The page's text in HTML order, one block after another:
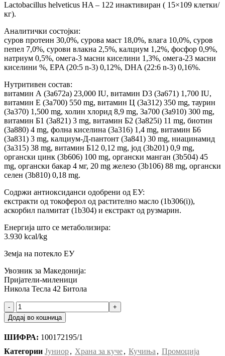
Lactobacillus helveticus HA – 122 инактивиран ( 15×109 клетки/
кг).
Аналитички состојки:
суров протеин 30,0%, сурова маст 18,0%, влага 10,0%, суров
пепел 7,0%, сурови влакна 2,5%, калциум 1,2%, фосфор 0,9%,
натриум 0,5%, омега-3 масни киселини 1,3%, омега-23 масни
киселини %, EPA (20:5 n-3) 0,12%, DHA (22:6 n-3) 0,16%.
Нутритивен состав:
витамин А (3a672a) 23,000 IU, витамин D3 (3a671) 1,700 IU,
витамин Е (3a700) 550 mg, витамин Ц (3a312) 350 mg, таурин
(3a370) 1,500 mg, холин хлорид 8,9 mg, 3a700 (3a910) 300 mg,
витамин Б1 (3a821) 3 mg, витамин Б2 (3a825i) 11 mg, биотин
(3a880) 4 mg, фолна киселина (3a316) 1,4 mg, витамин Б6
(3a831) 3 mg, калциум-Д-пантонт (3a841) 30 mg, ниацинамид
(3a315) 38 mg, витамин Б12 0,12 mg, јод (3b201) 0,9 mg,
органски цинк (3b606) 100 mg, органски манган (3b504) 45
mg, органски бакар 4 мг, 20 mg железо (3b106) 88 mg, органски
селен (3b810) 0,18 mg.
Содржи антиоксиданси одобрени од ЕУ:
екстракти од токоферол од растително масло (1b306(i)),
аскорбил палмитат (1b304) и екстракт од рузмарин.
Енергија што се метаболизира:
3.930 kcal/kg
Земја на потекло ЕУ
Увозник за Македонија:
Пријатели-миленици
Никола Тесла 42 Битола
Brit
Care
Dog
Grain-
free
Puppy
Додај во кошница
ШИФРА: 100172195/1
Категории Јуниор, Храна за куче, Кучиња , Промоција